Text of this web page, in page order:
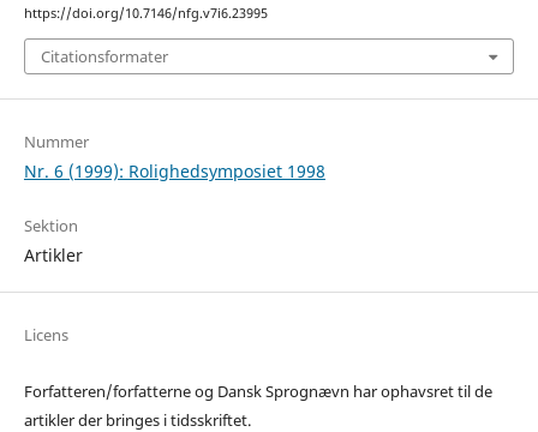
https://doi.org/10.7146/nfg.v7i6.23995
Citationsformater
Nummer
Nr. 6 (1999): Rolighedsymposiet 1998
Sektion
Artikler
Licens
Forfatteren/forfatterne og Dansk Sprognævn har ophavsret til de
artikler der bringes i tidsskriftet.